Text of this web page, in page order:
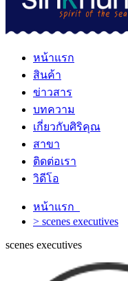
หน้าแรก
สินค้า
ข่าวสาร
บทความ
เกี่ยวกับศิริคุณ
สาขา
ติดต่อเรา
วิดีโอ
หน้าแรก
> scenes executives
scenes executives